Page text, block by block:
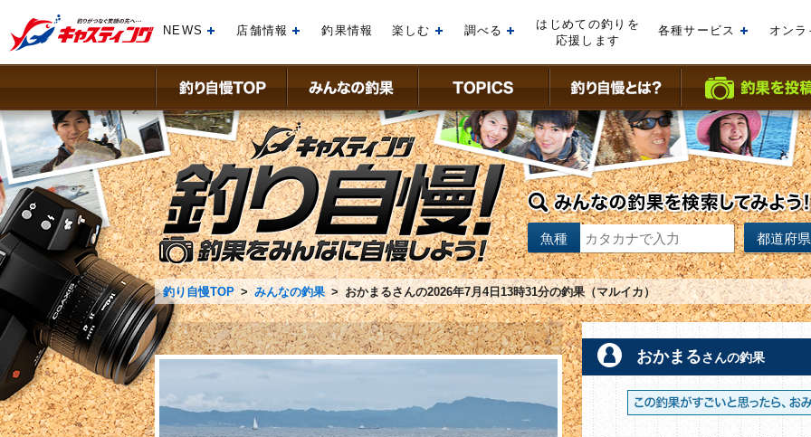
NEWS 開く店舗情報 開く釣果情報 楽しむ 開く調べる 開く
はじめての釣りを
応援します
各種サービス 開くオン
魚種 都道府県
釣り自慢TOP>みんなの釣果> おかまるさんの2026年7月4日13時31分の釣果（マルイカ）
おかまるさんの釣果